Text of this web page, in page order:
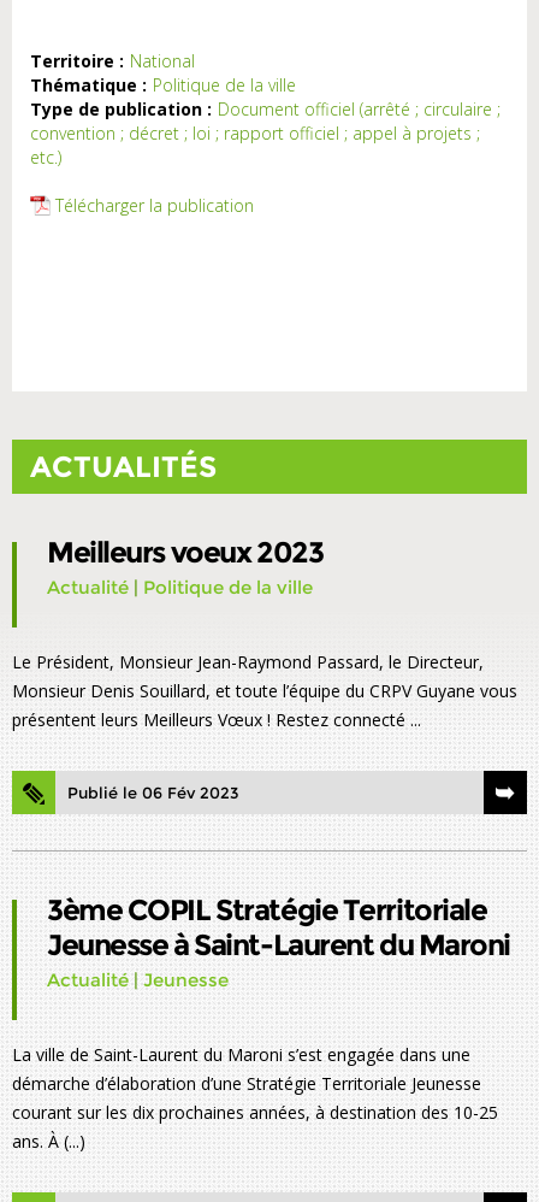
Territoire : National
Thématique : Politique de la ville
Type de publication : Document officiel (arrêté ; circulaire ;
convention ; décret ; loi ; rapport officiel ; appel à projets ;
etc.)
Télécharger la publication
ACTUALITÉS
Meilleurs voeux 2023
Actualité | Politique de la ville
Le Président, Monsieur Jean-Raymond Passard, le Directeur,
Monsieur Denis Souillard, et toute l’équipe du CRPV Guyane vous
présentent leurs Meilleurs Vœux ! Restez connecté ...
Publié le 06 Fév 2023
3ème COPIL Stratégie Territoriale
Jeunesse à Saint-Laurent du Maroni
Actualité | Jeunesse
La ville de Saint-Laurent du Maroni s’est engagée dans une
démarche d’élaboration d’une Stratégie Territoriale Jeunesse
courant sur les dix prochaines années, à destination des 10-25
ans. À (...)